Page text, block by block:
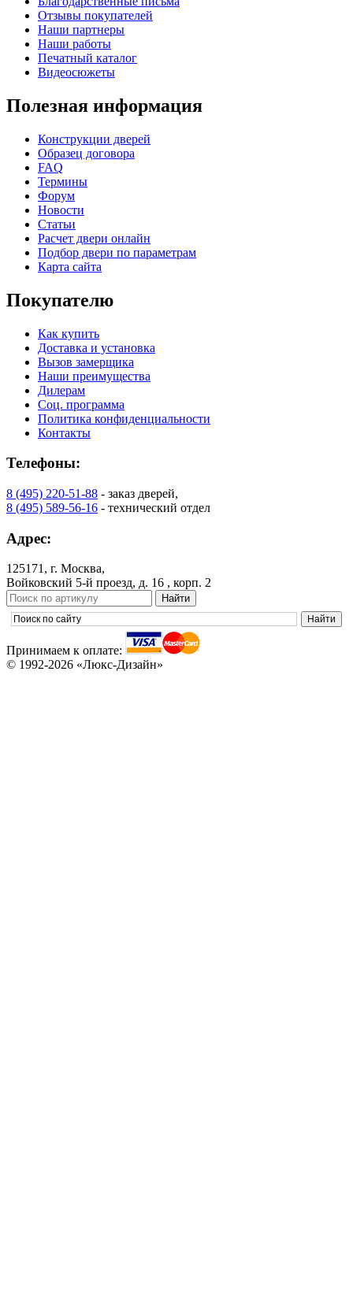
Отзывы покупателей
Наши партнеры
Наши работы
Печатный каталог
Видеосюжеты
Полезная информация
Конструкции дверей
Образец договора
FAQ
Термины
Форум
Новости
Статьи
Расчет двери онлайн
Подбор двери по параметрам
Карта сайта
Покупателю
Как купить
Доставка и установка
Вызов замерщика
Наши преимущества
Дилерам
Соц. программа
Политика конфиденциальности
Контакты
Телефоны:
8 (495) 220-51-88 - заказ дверей,
8 (495) 589-56-16 - технический отдел
Адрес:
125171, г. Москва,
Войковский 5-й проезд, д. 16 , корп. 2
Принимаем к оплате:
© 1992-2026 «Люкс-Дизайн»